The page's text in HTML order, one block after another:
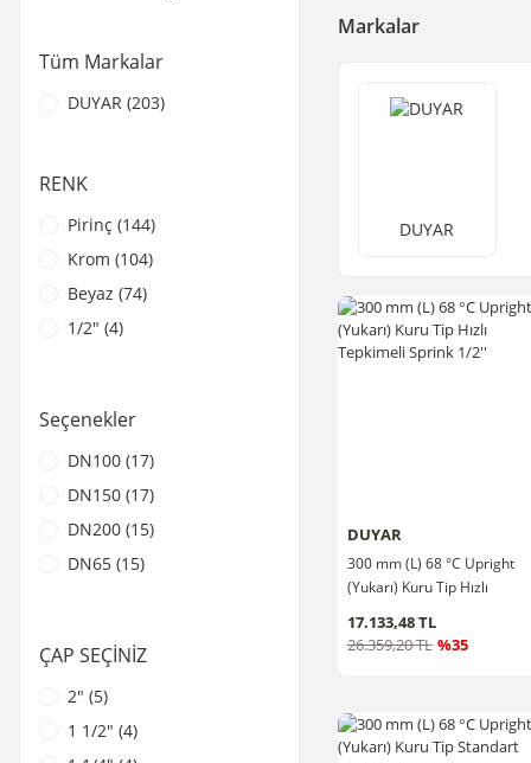
Tüm Markalar
DUYAR (203)
RENK
Pirinç (144)
Krom (104)
Beyaz (74)
1/2" (4)
1/2" Beyaz (1)
1/2" Krom (1)
3/4" Beyaz (1)
3/4" Krom (1)
Seçenekler
DN100 (17)
DN150 (17)
DN200 (15)
DN65 (15)
DN250 (6)
DN125 (5)
DN300 (5)
ÇAP SEÇİNİZ
2" (5)
1 1/2" (4)
Markalar
DUYAR
DUYAR
300 mm (L) 68 °C Upright
(Yukarı) Kuru Tip Hızlı
17.133,48 TL
26.359,20 TL %35